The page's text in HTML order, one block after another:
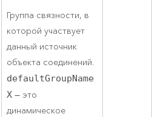
Группа связности, в
которой участвует
данный источник
объекта соединений.
defaultGroupName
X — это
динамическое